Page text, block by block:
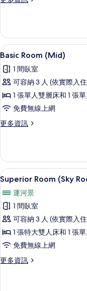
(Hub)
的
詳
顯
示
Basic
Room
(Mid)
的
所
片
7
Basic Room (Mid)
1 間臥室
可容納 3 人 (依實際入
1 張單人雙層床和 1 張
免費無線上網
更多資訊
更
(Mid)
的
詳
顯
Superior
Room
(Sky
Room)
的
所
11
Superior Room (Sky
運河景
1 間臥室
可容納 3 人 (依實際入
1 張特大雙人床和 1 張
免費無線上網
更多資訊
更